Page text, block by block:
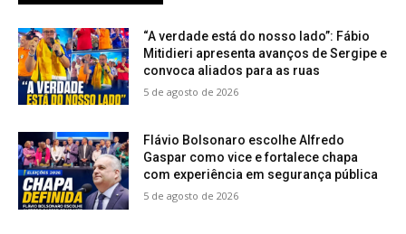
“A verdade está do nosso lado”: Fábio
Mitidieri apresenta avanços de Sergipe e
convoca aliados para as ruas
5 de agosto de 2026
Flávio Bolsonaro escolhe Alfredo
Gaspar como vice e fortalece chapa
com experiência em segurança pública
5 de agosto de 2026